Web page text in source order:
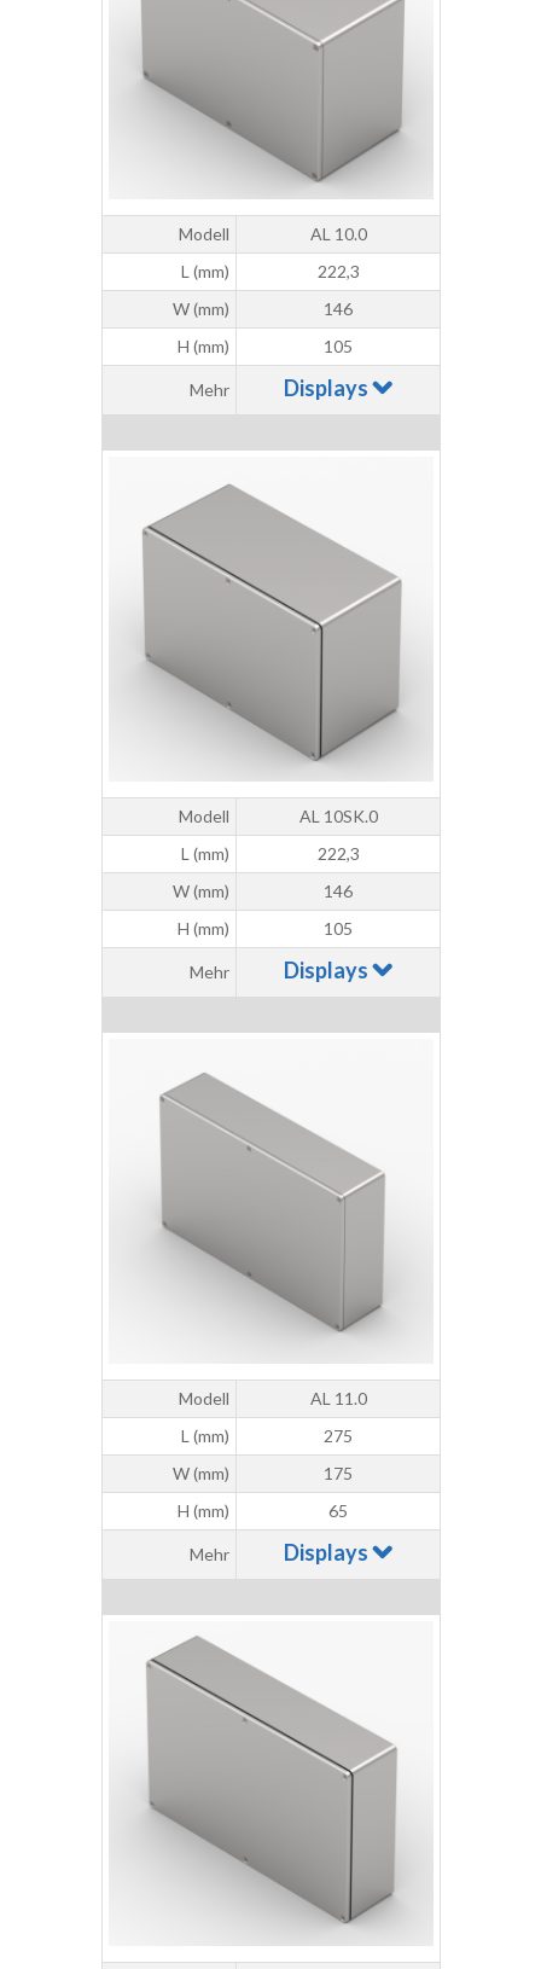
Modell
AL 10.0
L (mm)
222,3
W (mm)
146
H (mm)
105
Mehr Displays
Modell
AL 10SK.0
L (mm)
222,3
W (mm)
146
H (mm)
105
Mehr Displays
Modell
AL 11.0
L (mm)
275
W (mm)
175
H (mm)
65
Mehr Displays